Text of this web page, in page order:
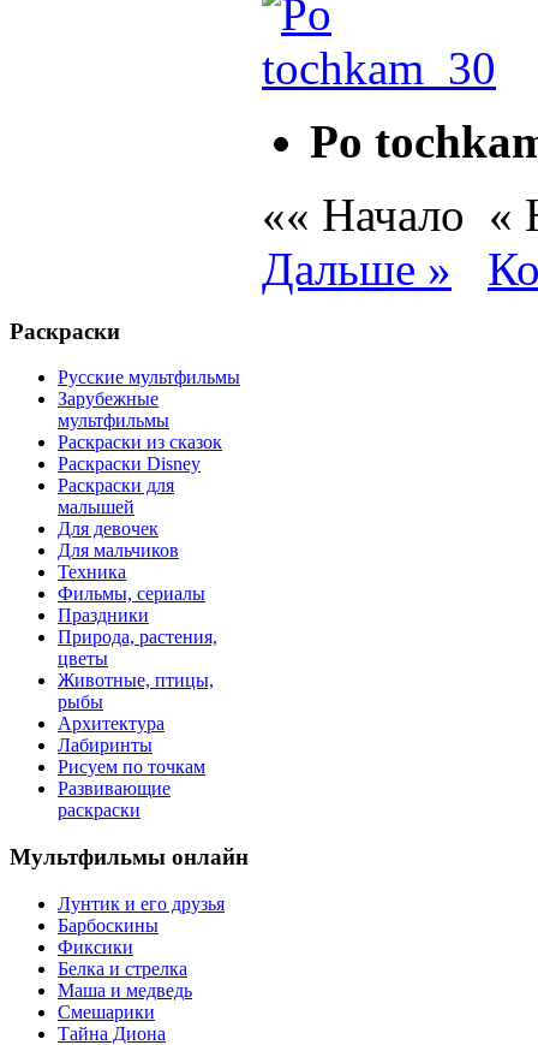
Po
«« Начало «
Дальше »
Раскраски
Русские мультфильмы
Зарубежные
мультфильмы
Раскраски из сказок
Раскраски Disney
Раскраски для
малышей
Для девочек
Для мальчиков
Техника
Фильмы, сериалы
Праздники
Природа, растения,
цветы
Животные, птицы,
рыбы
Архитектура
Лабиринты
Рисуем по точкам
Развивающие
раскраски
Мультфильмы онлайн
Лунтик и его друзья
Барбоскины
Фиксики
Белка и стрелка
Маша и медведь
Смешарики
Тайна Диона